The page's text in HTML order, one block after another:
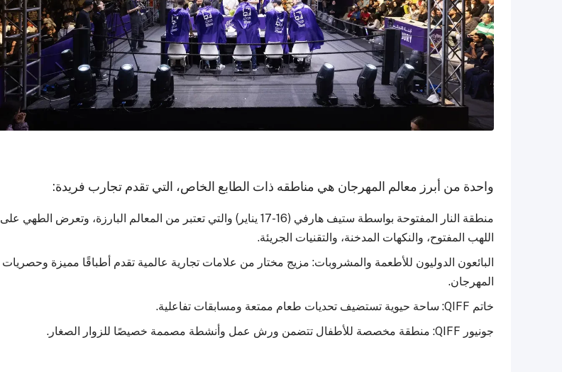
واحدة من أبرز معالم المهرجان هي مناطقه ذات الطابع الخاص، التي تقدم تجارب فريدة:
منطقة النار المفتوحة بواسطة ستيف هارفي (16-17 يناير) والتي تعتبر من المعالم البارزة، وتعرض الطهي على
اللهب المفتوح، والنكهات المدخنة، والتقنيات الجريئة.
البائعون الدوليون للأطعمة والمشروبات: مزيج مختار من علامات تجارية عالمية تقدم أطباقًا مميزة وحصريات
المهرجان.
خاتم QIFF: ساحة حيوية تستضيف تحديات طعام ممتعة ومسابقات تفاعلية.
جونيور QIFF: منطقة مخصصة للأطفال تتضمن ورش عمل وأنشطة مصممة خصيصًا للزوار الصغار.